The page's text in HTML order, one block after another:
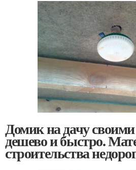
Домик на дачу
дешево и быстро.
строительства